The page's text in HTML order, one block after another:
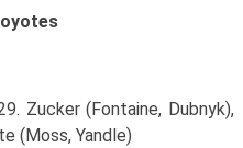
Zucker (Fontaine, Dubnyk),
(Moss, Yandle)